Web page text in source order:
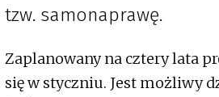
tzw. samonaprawę.
Zaplanowany na cztery lata
się w styczniu. Jest możliwy